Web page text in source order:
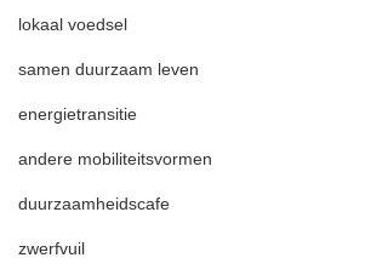
lokaal voedsel
samen duurzaam leven
energietransitie
andere mobiliteitsvormen
duurzaamheidscafe
zwerfvuil